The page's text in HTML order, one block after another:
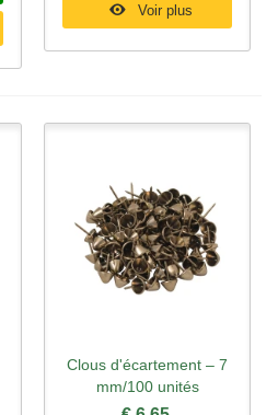
Voir plus
Clous d'écartement – 7
mm/100 unités